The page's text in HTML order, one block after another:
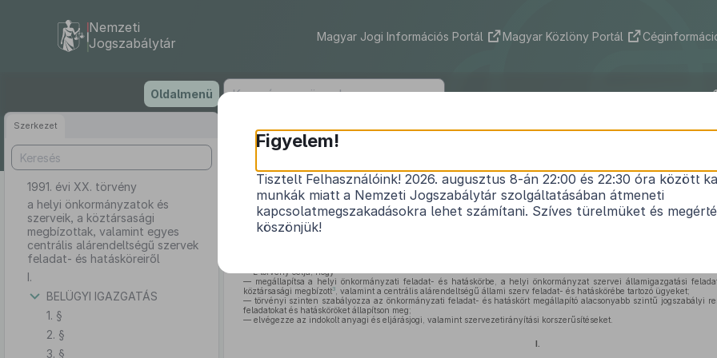
tartalomra
Nemzeti
Jogszabálytár
Magyar Jogi Információs Portál Magyar Közlöny Portál
Oldalmenü
Szerkezet
1991. évi XX. törvény
a helyi önkormányzatok és
szerveik, a köztársasági
megbízottak, valamint egyes
centrális alárendeltségű szervek
feladat- és hatásköreiről
I.
BELÜGYI IGAZGATÁS
1. §
2. §
3. §
1991. évi XX. törvény
a helyi önkormányzatok és szerveik, a köztársasági megbízottak,1
centrális alárendeltségű szervek feladat- és
E törvény célja, hogy
— megállapítsa a helyi önkormányzati feladat- és hatáskörbe, a helyi önkormányzat szervei államigazgatási
köztársasági megbízott3, valamint a centrális alárendeltségű állami szerv feladat- és hatáskörébe tartozó ügyeket;
— törvényi szinten szabályozza az önkormányzati feladat- és hatáskört megállapító alacsonyabb szintű jogszabályi
feladatokat és hatásköröket állapítson meg;
— elvégezze az indokolt anyagi és eljárásjogi, valamint szervezetirányítási korszerűsítéseket.
I.
Figyelem!
Tisztelt Felhasználóink! 2026. augusztus 8-án 22:00 és 22:30 óra között
munkák miatt a Nemzeti Jogszabálytár szolgáltatásában átmeneti
kapcsolatmegszakadásokra lehet számítani. Szíves türelmüket és
köszönjük!